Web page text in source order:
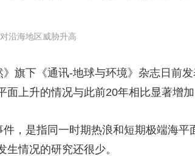
道 VR/AR 4K专区 全景新闻
入列 人生第一次 人生第二次
会 CBA NBA 中超 国足 国
体育江湖 文化体育 冰雪道路
沿海地区威胁升高
《通讯-地球与环境》杂志日前发
上升的情况与此前20年相比显著增加
是指同一时期热浪和短期极端海平
情况的研究还很少。